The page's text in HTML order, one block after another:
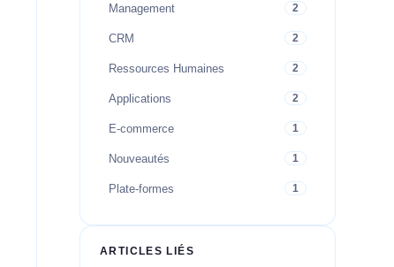
Management 2
CRM 2
Ressources Humaines 2
Applications 2
E-commerce 1
Nouveautés 1
Plate-formes 1
ARTICLES LIÉS